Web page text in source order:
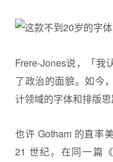
Frere-Jones说，「我
了政治的面貌。如今
计领域的字体和排版思
也许 Gotham 的直率
21 世纪。在同一篇